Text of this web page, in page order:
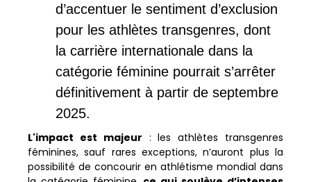
d’accentuer le sentiment d’exclusion
pour les athlètes transgenres, dont
la carrière internationale dans la
catégorie féminine pourrait s’arrêter
définitivement à partir de septembre
2025.
L'impact est majeur : les athlètes transgenres
féminines, sauf rares exceptions, n’auront plus la
possibilité de concourir en athlétisme mondial dans